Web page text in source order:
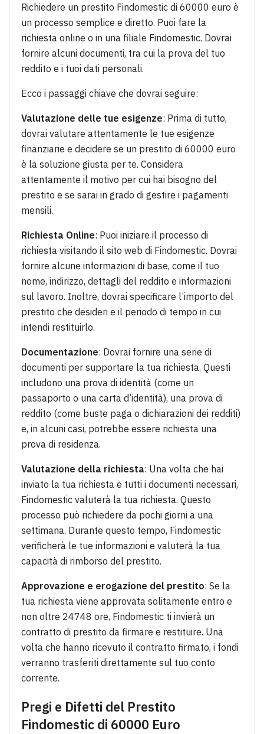
Richiedere un prestito Findomestic di 60000 euro è
un processo semplice e diretto. Puoi fare la
richiesta online o in una filiale Findomestic. Dovrai
fornire alcuni documenti, tra cui la prova del tuo
reddito e i tuoi dati personali.
Ecco i passaggi chiave che dovrai seguire:
Valutazione delle tue esigenze: Prima di tutto,
dovrai valutare attentamente le tue esigenze
finanziarie e decidere se un prestito di 60000 euro
è la soluzione giusta per te. Considera
attentamente il motivo per cui hai bisogno del
prestito e se sarai in grado di gestire i pagamenti
mensili.
Richiesta Online: Puoi iniziare il processo di
richiesta visitando il sito web di Findomestic. Dovrai
fornire alcune informazioni di base, come il tuo
nome, indirizzo, dettagli del reddito e informazioni
sul lavoro. Inoltre, dovrai specificare l’importo del
prestito che desideri e il periodo di tempo in cui
intendi restituirlo.
Documentazione: Dovrai fornire una serie di
documenti per supportare la tua richiesta. Questi
includono una prova di identità (come un
passaporto o una carta d’identità), una prova di
reddito (come buste paga o dichiarazioni dei redditi)
e, in alcuni casi, potrebbe essere richiesta una
prova di residenza.
Valutazione della richiesta: Una volta che hai
inviato la tua richiesta e tutti i documenti necessari,
Findomestic valuterà la tua richiesta. Questo
processo può richiedere da pochi giorni a una
settimana. Durante questo tempo, Findomestic
verificherà le tue informazioni e valuterà la tua
capacità di rimborso del prestito.
Approvazione e erogazione del prestito: Se la
tua richiesta viene approvata solitamente entro e
non oltre 24748 ore, Findomestic ti invierà un
contratto di prestito da firmare e restituire. Una
volta che hanno ricevuto il contratto firmato, i fondi
verranno trasferiti direttamente sul tuo conto
corrente.
Pregi e Difetti del Prestito
Findomestic di 60000 Euro